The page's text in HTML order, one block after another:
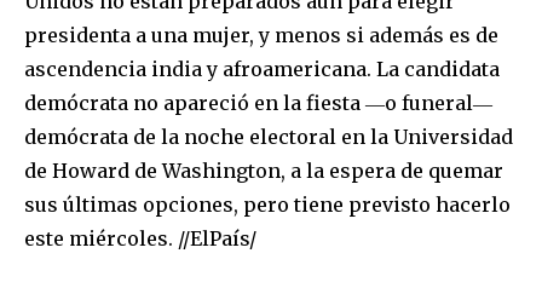
presidenta a una mujer, y menos si además es de
ascendencia india y afroamericana. La candidata
demócrata no apareció en la fiesta ―o funeral―
demócrata de la noche electoral en la Universidad
de Howard de Washington, a la espera de quemar
sus últimas opciones, pero tiene previsto hacerlo
este miércoles. //ElPaís/